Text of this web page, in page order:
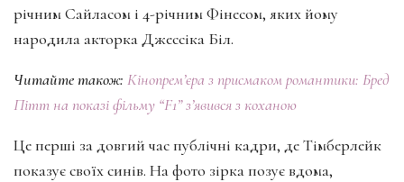
річним Сайласом і 4-річним Фінесом, яких йому
народила акторка Джессіка Біл.
Читайте також: Кінопрем’єра з присмаком романтики: Бред
Пітт на показі фільму “F1” з’явився з коханою
Це перші за довгий час публічні кадри, де Тімберлейк
показує своїх синів. На фото зірка позує вдома,